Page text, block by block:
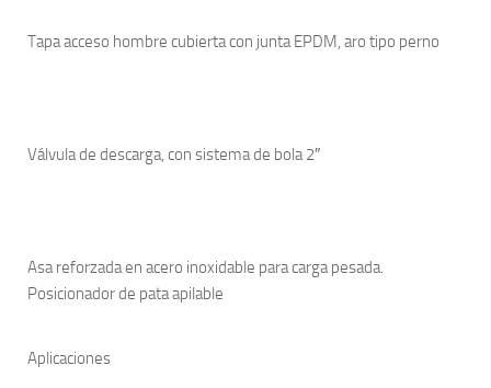
Tapa acceso hombre cubierta con junta EPDM, aro tipo perno
Válvula de descarga, con sistema de bola 2″
Asa reforzada en acero inoxidable para carga pesada.
Posicionador de pata apilable
Aplicaciones